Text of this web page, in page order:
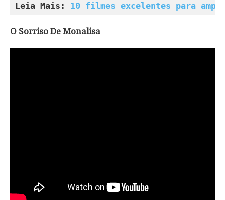
Leia Mais: 10 filmes excelentes para
O Sorriso De Monalisa